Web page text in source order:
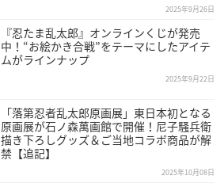
2025年9月26日
『忍たま乱太郎』オンラインくじが発売
中！“お絵かき合戦”をテーマにしたアイテ
ムがラインナップ
2025年9月22日
「落第忍者乱太郎原画展」東日本初となる
原画展が石ノ森萬画館で開催！尼子騒兵衛
描き下ろしグッズ＆ご当地コラボ商品が解
禁【追記】
2025年10月08日